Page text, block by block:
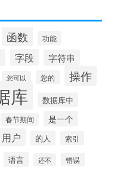
函数 功能
字段 字符串
您可以 您的 操作
库 数据库中
春节期间
是一个
用户 的人 索引
语言 还不 错误